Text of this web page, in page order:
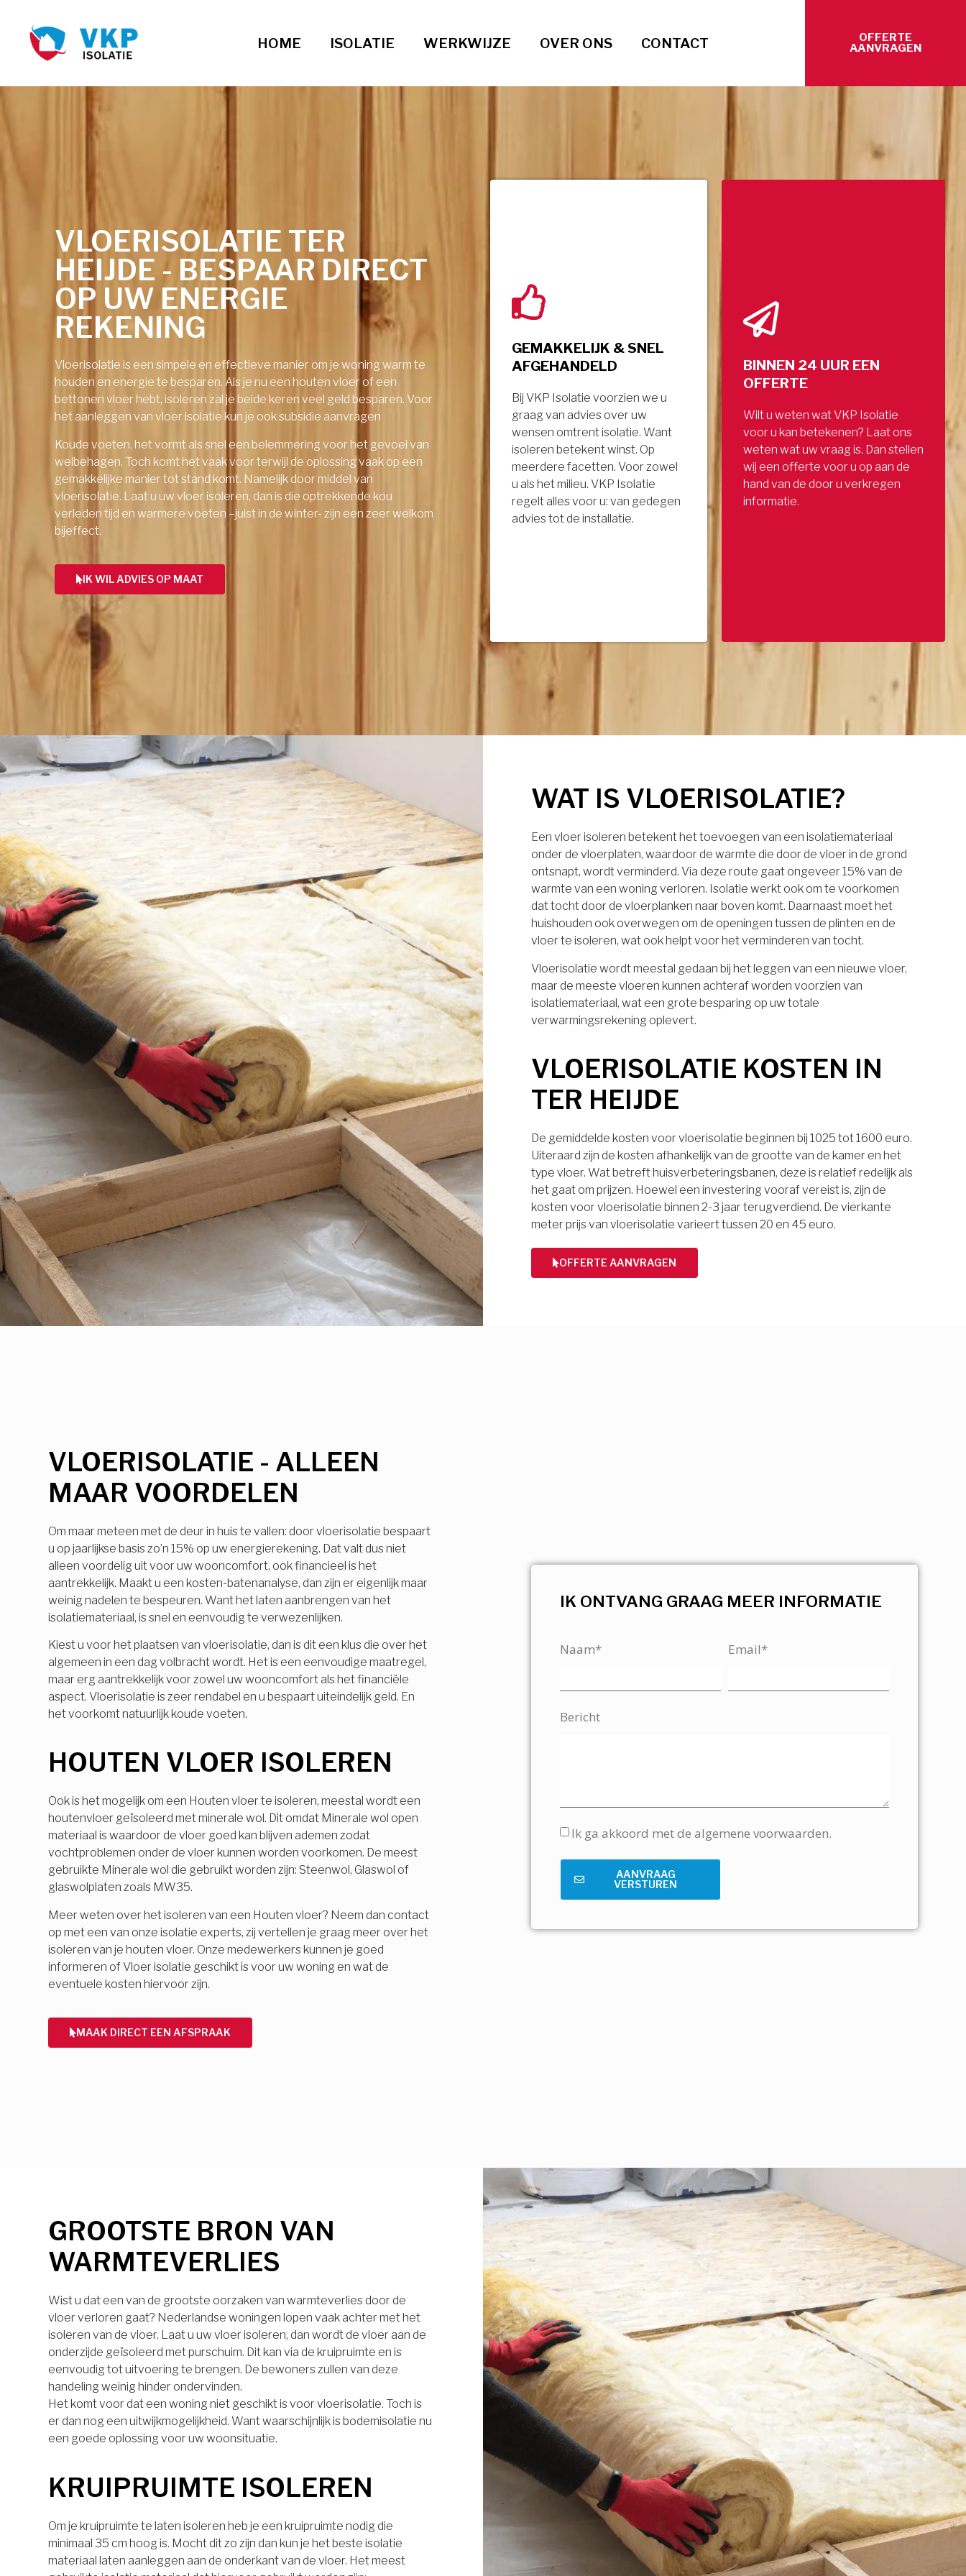
HOME ISOLATIE WERKWIJZE OVER ONS CONTACT
OFFERTE
AANVRAGEN
VLOERISOLATIE TER
HEIJDE - BESPAAR DIRECT
OP UW ENERGIE
REKENING
Vloerisolatie is een simpele en effectieve manier om je woning warm te
houden en energie te besparen. Als je nu een houten vloer of een
bettonen vloer hebt, isoleren zal je beide keren veel geld besparen. Voor
het aanleggen van vloer isolatie kun je ook subsidie aanvragen
Koude voeten, het vormt als snel een belemmering voor het gevoel van
welbehagen. Toch komt het vaak voor terwijl de oplossing vaak op een
gemakkelijke manier tot stand komt. Namelijk door middel van
vloerisolatie. Laat u uw vloer isoleren, dan is die optrekkende kou
verleden tijd en warmere voeten –juist in de winter- zijn een zeer welkom
bijeffect.
IK WIL ADVIES OP MAAT
GEMAKKELIJK & SNEL
AFGEHANDELD
Bij VKP Isolatie voorzien we u
graag van advies over uw
wensen omtrent isolatie. Want
isoleren betekent winst. Op
meerdere facetten. Voor zowel
u als het milieu. VKP Isolatie
regelt alles voor u: van gedegen
advies tot de installatie.
BINNEN 24 UUR EEN
OFFERTE
Wilt u weten wat VKP Isolatie
voor u kan betekenen? Laat ons
weten wat uw vraag is. Dan stellen
wij een offerte voor u op aan de
hand van de door u verkregen
informatie.
WAT IS VLOERISOLATIE?
Een vloer isoleren betekent het toevoegen van een isolatiemateriaal
onder de vloerplaten, waardoor de warmte die door de vloer in de grond
ontsnapt, wordt verminderd. Via deze route gaat ongeveer 15% van de
warmte van een woning verloren. Isolatie werkt ook om te voorkomen
dat tocht door de vloerplanken naar boven komt. Daarnaast moet het
huishouden ook overwegen om de openingen tussen de plinten en de
vloer te isoleren, wat ook helpt voor het verminderen van tocht.
Vloerisolatie wordt meestal gedaan bij het leggen van een nieuwe vloer,
maar de meeste vloeren kunnen achteraf worden voorzien van
isolatiemateriaal, wat een grote besparing op uw totale
verwarmingsrekening oplevert.
VLOERISOLATIE KOSTEN IN
TER HEIJDE
De gemiddelde kosten voor vloerisolatie beginnen bij 1025 tot 1600 euro.
Uiteraard zijn de kosten afhankelijk van de grootte van de kamer en het
type vloer. Wat betreft huisverbeteringsbanen, deze is relatief redelijk als
het gaat om prijzen. Hoewel een investering vooraf vereist is, zijn de
kosten voor vloerisolatie binnen 2-3 jaar terugverdiend. De vierkante
meter prijs van vloerisolatie varieert tussen 20 en 45 euro.
OFFERTE AANVRAGEN
VLOERISOLATIE - ALLEEN
MAAR VOORDELEN
Om maar meteen met de deur in huis te vallen: door vloerisolatie bespaart
u op jaarlijkse basis zo’n 15% op uw energierekening. Dat valt dus niet
alleen voordelig uit voor uw wooncomfort, ook financieel is het
aantrekkelijk. Maakt u een kosten-batenanalyse, dan zijn er eigenlijk maar
weinig nadelen te bespeuren. Want het laten aanbrengen van het
isolatiemateriaal, is snel en eenvoudig te verwezenlijken.
Kiest u voor het plaatsen van vloerisolatie, dan is dit een klus die over het
algemeen in een dag volbracht wordt. Het is een eenvoudige maatregel,
maar erg aantrekkelijk voor zowel uw wooncomfort als het financiële
aspect. Vloerisolatie is zeer rendabel en u bespaart uiteindelijk geld. En
het voorkomt natuurlijk koude voeten.
HOUTEN VLOER ISOLEREN
Ook is het mogelijk om een Houten vloer te isoleren, meestal wordt een
houtenvloer geïsoleerd met minerale wol. Dit omdat Minerale wol open
materiaal is waardoor de vloer goed kan blijven ademen zodat
vochtproblemen onder de vloer kunnen worden voorkomen. De meest
gebruikte Minerale wol die gebruikt worden zijn: Steenwol, Glaswol of
glaswolplaten zoals MW35.
Meer weten over het isoleren van een Houten vloer? Neem dan contact
op met een van onze isolatie experts, zij vertellen je graag meer over het
isoleren van je houten vloer. Onze medewerkers kunnen je goed
informeren of Vloer isolatie geschikt is voor uw woning en wat de
eventuele kosten hiervoor zijn.
MAAK DIRECT EEN AFSPRAAK
IK ONTVANG GRAAG MEER INFORMATIE
Naam* Email*
Bericht
Ik ga akkoord met de algemene voorwaarden.
AANVRAAG
VERSTUREN
GROOTSTE BRON VAN
WARMTEVERLIES
Wist u dat een van de grootste oorzaken van warmteverlies door de
vloer verloren gaat? Nederlandse woningen lopen vaak achter met het
isoleren van de vloer. Laat u uw vloer isoleren, dan wordt de vloer aan de
onderzijde geïsoleerd met purschuim. Dit kan via de kruipruimte en is
eenvoudig tot uitvoering te brengen. De bewoners zullen van deze
handeling weinig hinder ondervinden.
Het komt voor dat een woning niet geschikt is voor vloerisolatie. Toch is
er dan nog een uitwijkmogelijkheid. Want waarschijnlijk is bodemisolatie nu
een goede oplossing voor uw woonsituatie.
KRUIPRUIMTE ISOLEREN
Om je kruipruimte te laten isoleren heb je een kruipruimte nodig die
minimaal 35 cm hoog is. Mocht dit zo zijn dan kun je het beste isolatie
materiaal laten aanleggen aan de onderkant van de vloer. Het meest